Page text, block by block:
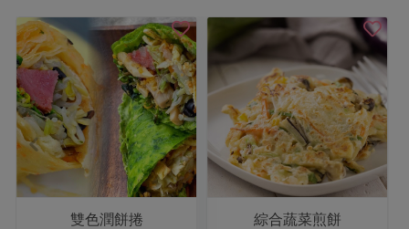
雙色潤餅捲 綜合蔬菜煎餅